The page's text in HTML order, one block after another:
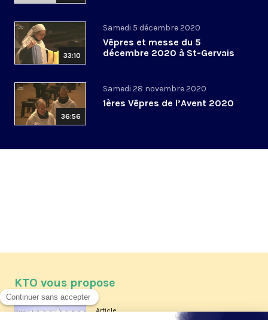
33:10
Samedi 5 décembre 2020
Vêpres et messe du 5
décembre 2020 à St-Gervais
36:56
Samedi 28 novembre 2020
1ères Vêpres de l’Avent 2020
KTO vous propose
Article